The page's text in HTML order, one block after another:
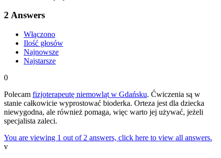
2 Answers
Włączono
Ilość głosów
Najnowsze
Najstarsze
0
Polecam fizjoterapeutę niemowląt w Gdańsku. Ćwiczenia są w
stanie całkowicie wyprostować bioderka. Orteza jest dla dziecka
niewygodna, ale również pomaga, więc warto jej używać, jeżeli
specjalista zaleci.
You are viewing 1 out of 2 answers, click here to view all answers.
v